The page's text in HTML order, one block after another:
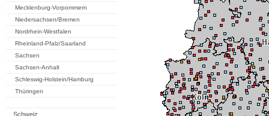
Mecklenburg-Vorpommern
Niedersachsen/Bremen
Nordrhein-Westfalen
Rheinland-Pfalz/Saarland
Sachsen
Sachsen-Anhalt
Schleswig-Holstein/Hamburg
Thüringen
Schweiz